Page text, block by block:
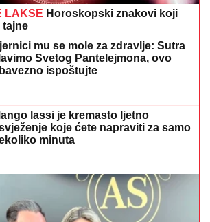
LAKŠE Horoskopski znakovi koji
tajne
mu se mole za zdravlje: Sutra
Svetog Pantelejmona, ovo
ispoštujte
lassi je kremasto ljetno
koje ćete napraviti za samo
minuta